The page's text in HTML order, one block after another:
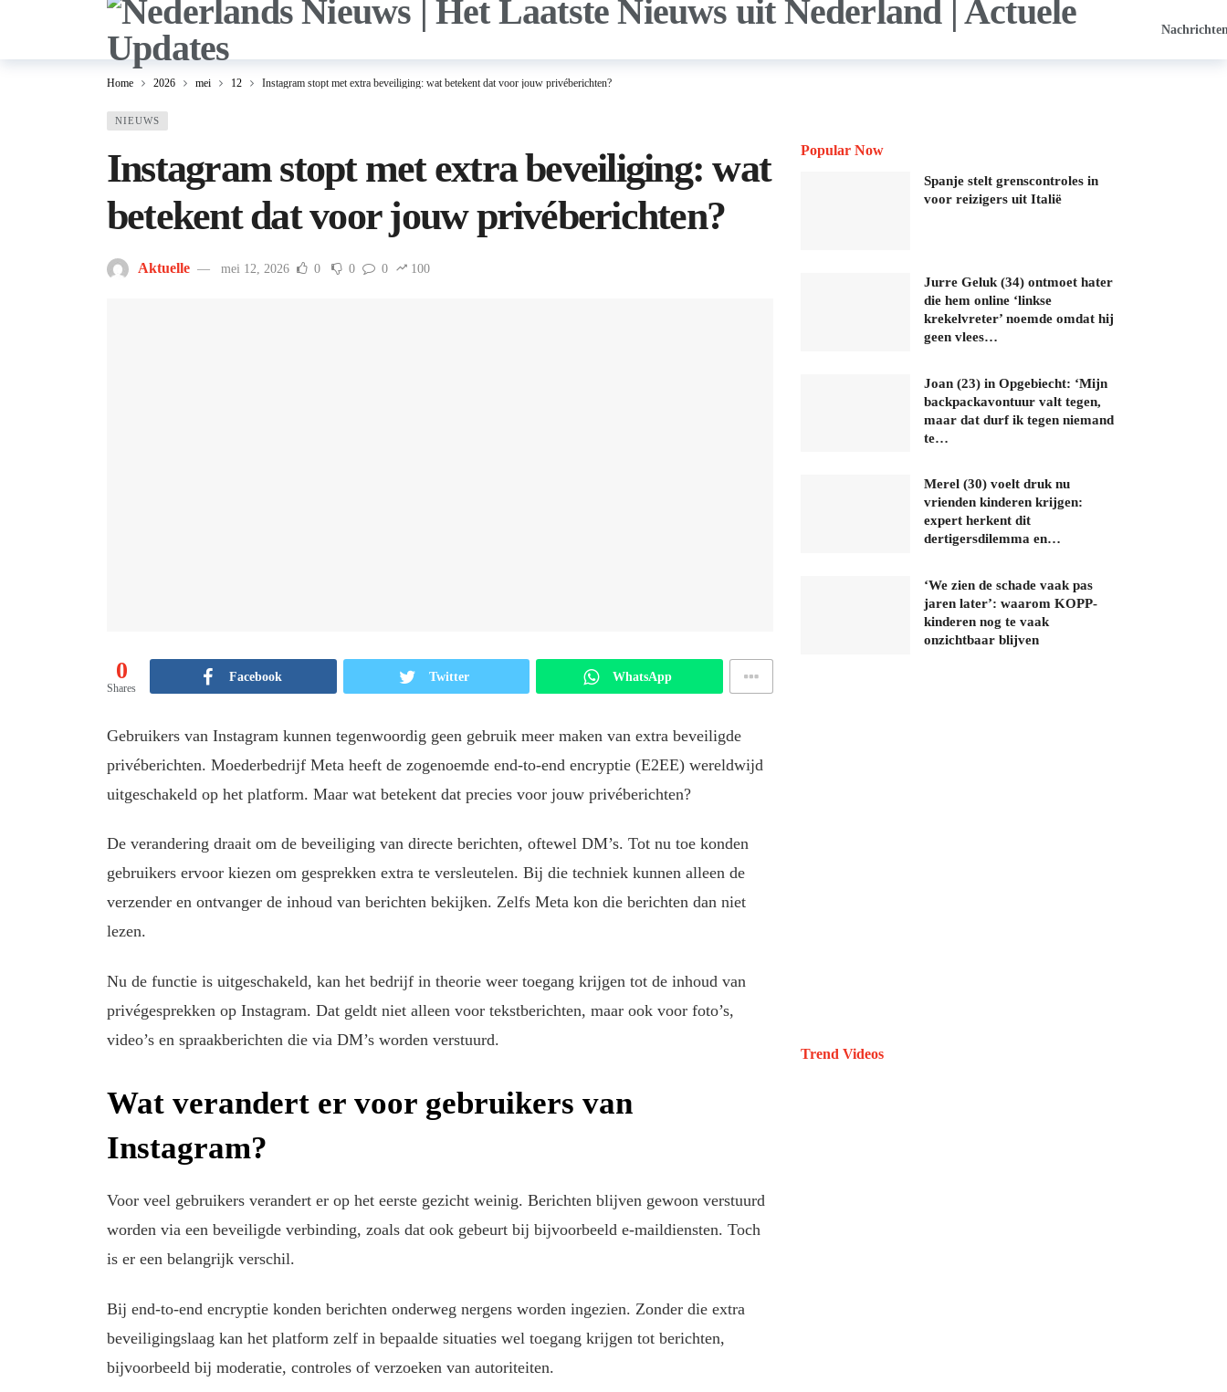
Home 2026 mei 12 Instagram stopt met extra beveiliging: wat betekent dat voor jouw privéberichten?
NIEUWS
Instagram stopt met extra beveiliging: wat
betekent dat voor jouw privéberichten?
Aktuelle mei 12, 2026 0 0 0 100
0
Shares
Facebook Twitter WhatsApp
Gebruikers van Instagram kunnen tegenwoordig geen gebruik meer maken van extra beveiligde
privéberichten. Moederbedrijf Meta heeft de zogenoemde end-to-end encryptie (E2EE) wereldwijd
uitgeschakeld op het platform. Maar wat betekent dat precies voor jouw privéberichten?
De verandering draait om de beveiliging van directe berichten, oftewel DM’s. Tot nu toe konden
gebruikers ervoor kiezen om gesprekken extra te versleutelen. Bij die techniek kunnen alleen de
verzender en ontvanger de inhoud van berichten bekijken. Zelfs Meta kon die berichten dan niet
lezen.
Nu de functie is uitgeschakeld, kan het bedrijf in theorie weer toegang krijgen tot de inhoud van
privégesprekken op Instagram. Dat geldt niet alleen voor tekstberichten, maar ook voor foto’s,
video’s en spraakberichten die via DM’s worden verstuurd.
Wat verandert er voor gebruikers van
Instagram?
Voor veel gebruikers verandert er op het eerste gezicht weinig. Berichten blijven gewoon verstuurd
worden via een beveiligde verbinding, zoals dat ook gebeurt bij bijvoorbeeld e-maildiensten. Toch
is er een belangrijk verschil.
Bij end-to-end encryptie konden berichten onderweg nergens worden ingezien. Zonder die extra
beveiligingslaag kan het platform zelf in bepaalde situaties wel toegang krijgen tot berichten,
bijvoorbeeld bij moderatie, controles of verzoeken van autoriteiten.
Popular Now
Spanje stelt grenscontroles in
voor reizigers uit Italië
Jurre Geluk (34) ontmoet hater
die hem online ‘linkse
krekelvreter’ noemde omdat hij
geen vlees…
Joan (23) in Opgebiecht: ‘Mijn
backpackavontuur valt tegen,
maar dat durf ik tegen niemand
te…
Merel (30) voelt druk nu
vrienden kinderen krijgen:
expert herkent dit
dertigersdilemma en…
‘We zien de schade vaak pas
jaren later’: waarom KOPP-
kinderen nog te vaak
onzichtbaar blijven
Trend Videos